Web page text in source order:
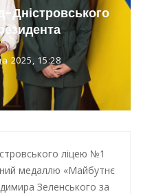
Одеси
Дністровського
2025, 15:28
ліцею №1
медаллю «Майбутнє
Зеленського за